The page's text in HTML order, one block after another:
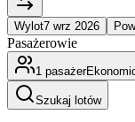
Wylot7 wrz 2026
Pasażerowie
1 pasażer
Szukaj lotów